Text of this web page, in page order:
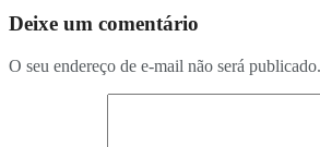
Deixe um comentário
O seu endereço de e-mail não será publicado.